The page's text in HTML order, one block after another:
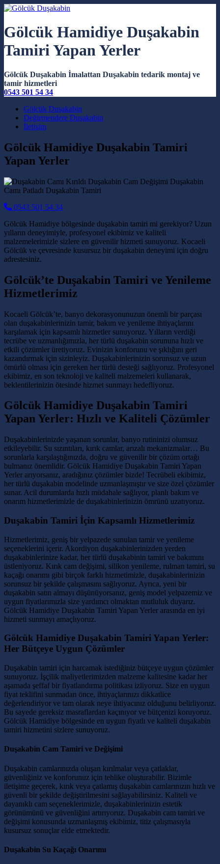
Gölcük Hamidiye Duşakabin
Tamiri Yapan Yerler
Gölcük Duşakabin İmalattan Duşakabin tedarik montaj ve
tamir hizmetleri
0543 501 54 34
Main Navigation
Gölcük Duşakabin
Değirmendere Duşakabin
İletişim
Gölcük Hamidiye Duşakabin Tamiri
Yapan Yerler
0543 501 54 34
Gölcük Hamidiye bölgesinde duşakabin tamiri mi gerekiyor? Uzun
yılların deneyimiyle, profesyonel ekibimiz ve kaliteli
malzemelerimizle sizlere en güvenilir hizmeti sunuyoruz. Kocaeli
Gölcük ve çevresinde kusursuz bir duşakabin deneyimi için doğru
adrestesiniz.
Gölcük’te Duşakabin Tamiri ve Yenileme
Hizmetlerimiz
Kocaeli Gölcük’te, banyo dekorasyonunuzun önemli bir parçası
olan duşakabinlerinizin tamir, bakım ve yenileme ihtiyaçlarını
karşılamak için kapsamlı hizmetler sunuyoruz. Yılların verdiği
tecrübe ve uzmanlığımızla, her türlü duşakabin sorununa hızlı ve
etkili çözümler üretiyoruz. Evinizin konforunu ve şıklığını geri
kazandırmak için sizinleyiz. Duşakabinlerinizin sorunsuz ve uzun
ömürlü olması için gereken her türlü desteği sağlıyoruz. Profesyonel
ekibimiz, en son teknoloji ve kaliteli malzemeleri kullanarak,
beklentilerinizin ötesinde hizmet sunmayı hedefliyoruz.
Gölcük Hamidiye Duşakabin Tamiri
Yapan Yerler: Hızlı ve Kaliteli Çözümler
Duşakabinlerinizde yaşanan sorunlar, banyo rutininizi olumsuz
etkileyebilir. Su sızıntıları, kırık camlar, arızalı mekanizmalar… Bu
sorunlarla karşılaştığınızda, doğru ve güvenilir bir çözüm ortağı
bulmanız önemlidir. Gölcük Hamidiye Duşakabin Tamiri Yapan
Yerler arıyorsanız, aradığınız çözümler bizde! Tecrübeli ekibimiz,
her türlü duşakabin modelinde uzmanlaşmıştır ve size özel çözümler
sunar. Acil durumlarda hızlı müdahale sağlıyor, planlı bakım ve
onarım hizmetlerimizle de duşakabinlerinizin ömrünü uzatıyoruz.
Duşakabin Tamiri İçin Kapsamlı Hizmetlerimiz
Hizmetlerimiz, geniş bir yelpazede sunulan tamir ve yenileme
seçeneklerini içerir. Akordiyon duşakabinlerinizden yerden
duşakabinlerinize kadar, her türlü duşakabinin tamiri ve bakımını
üstleniyoruz. Kırık cam değişimi, silikon yenileme, rulman tamiri, su
kaçağı onarımı gibi birçok farklı hizmetimizle, duşakabinlerinizin
sorunsuz bir şekilde çalışmasını sağlıyoruz. Ayrıca, yeni bir
duşakabin satın almayı düşünüyorsanız, geniş model yelpazemiz ve
uygun fiyatlarımızla size yardımcı olmaktan mutluluk duyarız.
Gölcük Hamidiye Duşakabin Tamiri Yapan Yerler arasında en iyi
hizmeti sunmayı amaçlıyoruz.
Gölcük Hamidiye Duşakabin Tamiri Yapan Yerler:
Her Bütçeye Uygun Çözümler
Duşakabin tamiri için harcamak istediğiniz bütçeye uygun çözümler
sunuyoruz. İşçilik maliyetlerimizden malzeme kalitesine kadar her
aşamada şeffaf bir fiyatlandırma politikası izliyoruz. Size en uygun
fiyat teklifini sunmadan önce, ihtiyaçlarınızı dikkatlice
değerlendiriyor ve tam olarak neye ihtiyacınız olduğunu belirliyoruz.
Bu sayede gereksiz masraflardan kaçınıyor ve bütçenizi koruyoruz.
Gölcük Hamidiye bölgesinde en uygun fiyatlı ve kaliteli duşakabin
tamiri hizmetini sizlere sunuyoruz.
Duşakabin Cam Tamiri ve Değişimi
Duşakabin camlarınızda oluşan kırılmalar veya çatlaklar,
güvenliğiniz ve konforunuz için tehlike oluşturabilir. Bizimle
iletişime geçerek, kırık veya çatlamış duşakabin camlarınızın hızlı ve
güvenli bir şekilde değiştirilmesini sağlayabilirsiniz. Kaliteli ve
dayanıklı cam seçeneklerimizle, duşakabinlerinizin estetik
görünümünü ve güvenliğini artırıyoruz. Duşakabin cam tamiri ve
değişimi konusunda uzmanlaşmış ekibimiz, titiz çalışmasıyla
kusursuz sonuçlar elde etmektedir.
Duşakabin Su Kaçağı Onarımı